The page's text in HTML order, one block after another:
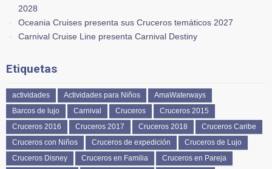
2028
Oceania Cruises presenta sus Cruceros temáticos 2027
Carnival Cruise Line presenta Carnival Destiny
Etiquetas
actividades Actividades para Niños
AmaWaterways
Barcos de lujo
Carnival Cruceros
Cruceros 2015
Cruceros 2016
Cruceros 2017 Cruceros 2018
Cruceros Caribe
Cruceros con Niños
Cruceros de expedición
Cruceros de Lujo
Cruceros Disney
Cruceros en Familia
Cruceros en Pareja